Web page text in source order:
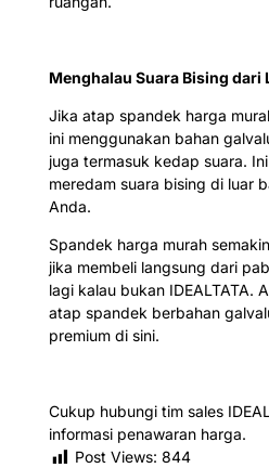
Menghalau Suara Bising dari
Jika atap spandek harga
ini menggunakan bahan
juga termasuk kedap suara.
meredam suara bising di luar
Anda.
Spandek harga murah
jika membeli langsung dari
lagi kalau bukan IDEALTATA.
atap spandek berbahan
premium di sini.
Cukup hubungi tim sales
informasi penawaran harga.
Post Views: 844